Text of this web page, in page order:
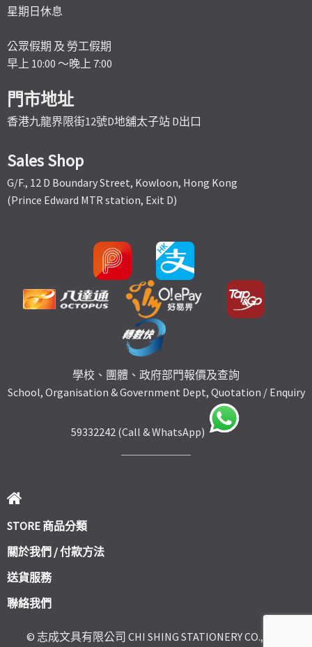
星期日休息
公眾假期 及 勞工假期
早上 10:00 ～晚上 7:00
門市地址
香港九龍界限街12號D地舖太子站 D出口
Sales Shop
G/F., 12 D Boundary Street, Kowloon, Hong Kong
(Prince Edward MTR station, Exit D)
學校、團體、政府部門報價及查詢
School, Organisation & Government Dept, Quotation / Enquiry
59332242 (Call & WhatsApp)
STORE 商品分類
關於我們 / 付款方法
送貨服務
聯絡我們
© 志成文具有限公司 CHI SHING STATIONERY CO., LTD.